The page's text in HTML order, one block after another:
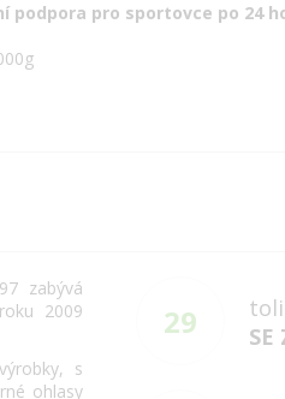
podpora pro sportovce po 24
zabývá
2009
s
ohlasy
29
SE